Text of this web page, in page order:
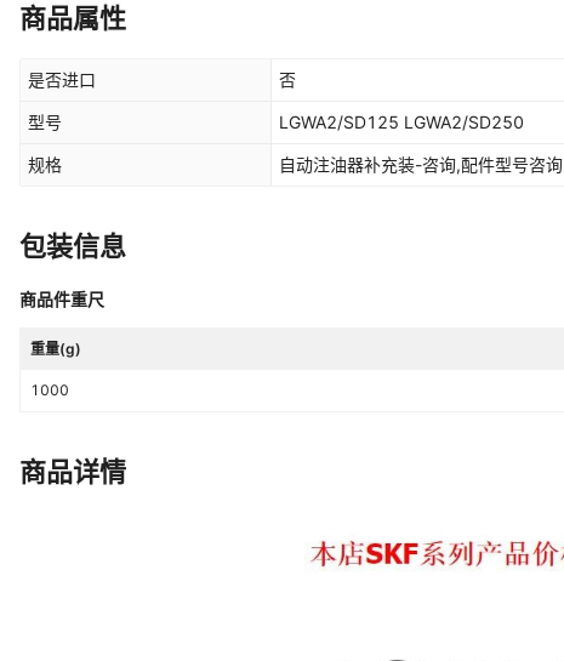
商品属性
是否进口 否
型号 LGWA2/SD125 LGWA2/SD250
规格 自动注油器补充装-咨询,配件型号咨询
包装信息
商品件重尺
重量(g)
1000
商品详情